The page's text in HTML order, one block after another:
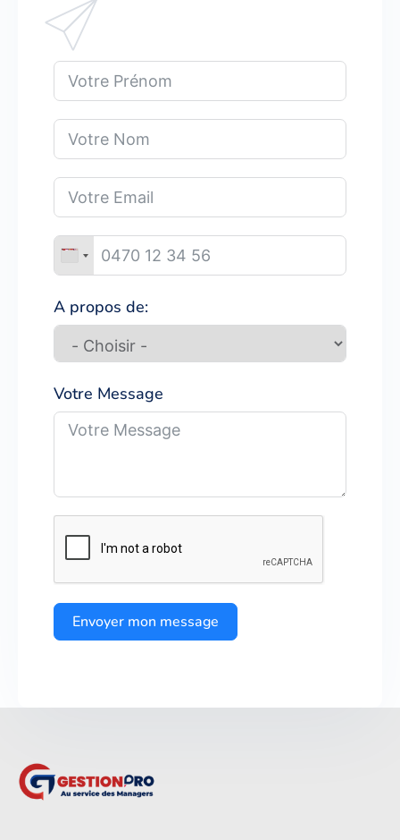
A propos de:
Votre Message
Envoyer mon message